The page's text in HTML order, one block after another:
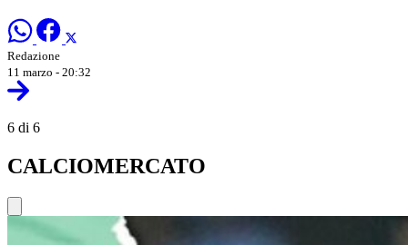
Redazione
11 marzo - 20:32
6 di 6
CALCIOMERCATO